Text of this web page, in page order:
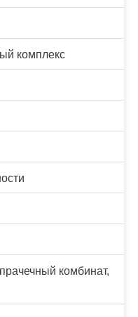
комплекс
комбинат,